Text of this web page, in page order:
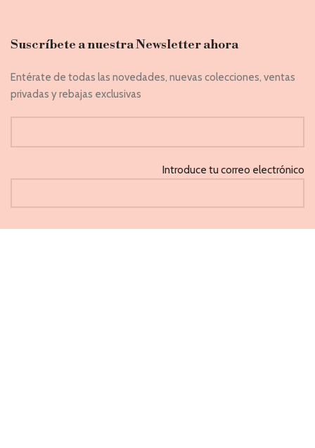
Suscríbete a nuestra Newsletter ahora
Entérate de todas las novedades, nuevas colecciones, ventas
privadas y rebajas exclusivas
Introduce tu correo electrónico